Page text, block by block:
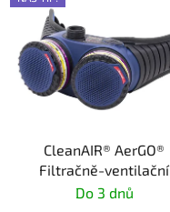
CleanAIR® AerGO®
Filtračně-ventilační
jednotka Heavy Duty
Do 3 dnů